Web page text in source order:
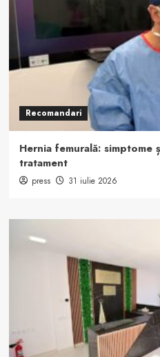
Recomandari
Hernia femurală: simptome
tratament
press 31 iulie 2026